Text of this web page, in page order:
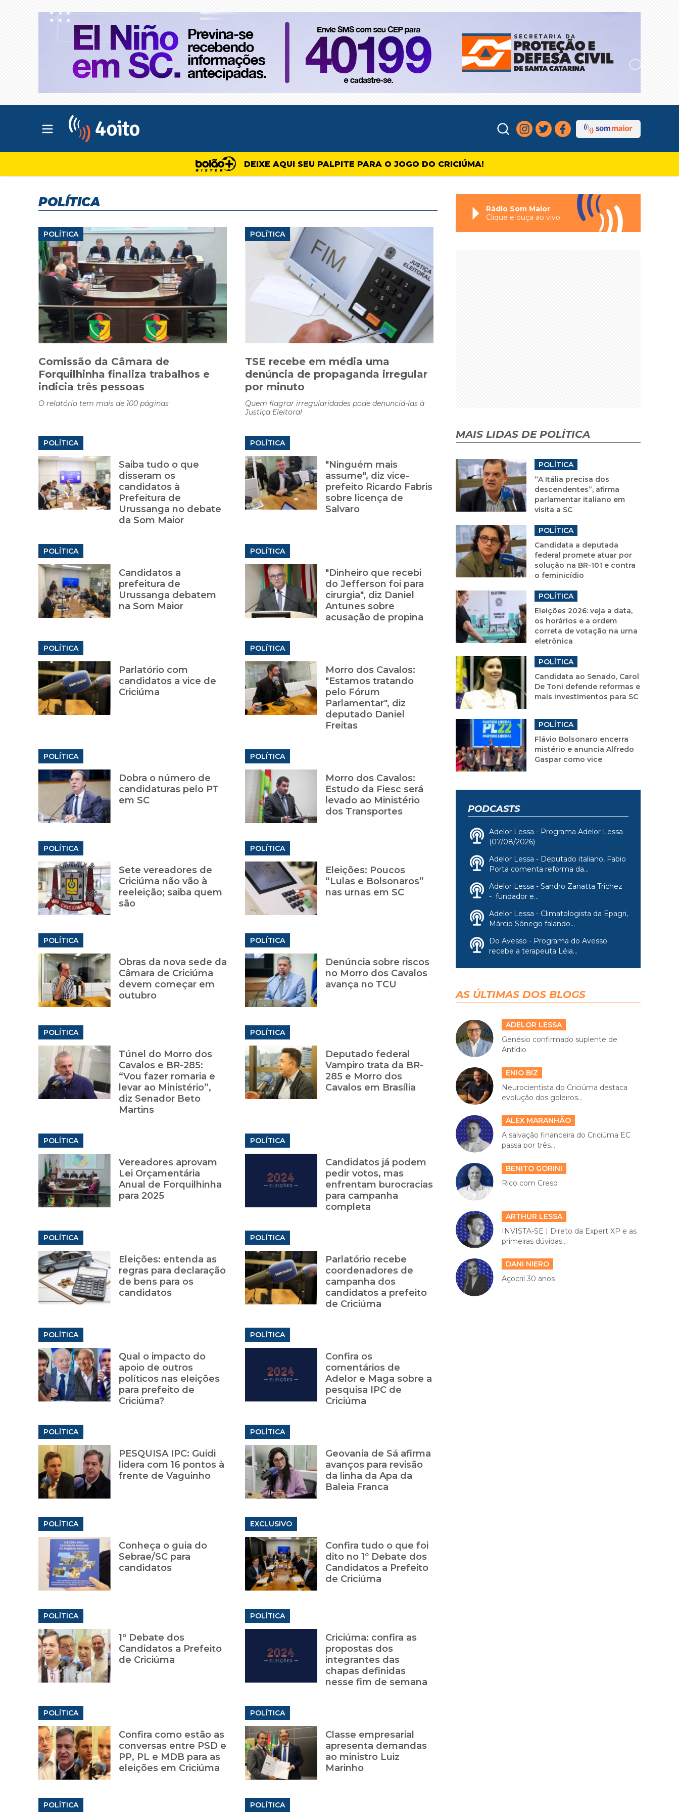
Abrir menu principal
DEIXE AQUI SEU PALPITE PARA O JOGO DO CRICIÚMA!
POLÍTICA
POLÍTICA
Comissão da Câmara de
Forquilhinha finaliza trabalhos e
indicia três pessoas
O relatório tem mais de 100 páginas
POLÍTICA
TSE recebe em média uma
denúncia de propaganda irregular
por minuto
Quem flagrar irregularidades pode denunciá-las à
Justiça Eleitoral
POLÍTICA
Saiba tudo o que
disseram os
candidatos à
Prefeitura de
Urussanga no debate
da Som Maior
POLÍTICA
"Ninguém mais
assume", diz vice-
prefeito Ricardo Fabris
sobre licença de
Salvaro
POLÍTICA
Candidatos a
prefeitura de
Urussanga debatem
na Som Maior
POLÍTICA
"Dinheiro que recebi
do Jefferson foi para
cirurgia", diz Daniel
Antunes sobre
acusação de propina
POLÍTICA
Parlatório com
candidatos a vice de
Criciúma
POLÍTICA
Morro dos Cavalos:
"Estamos tratando
pelo Fórum
Parlamentar", diz
deputado Daniel
Freitas
POLÍTICA
Dobra o número de
candidaturas pelo PT
em SC
POLÍTICA
Morro dos Cavalos:
Estudo da Fiesc será
levado ao Ministério
dos Transportes
POLÍTICA
Sete vereadores de
Criciúma não vão à
reeleição; saiba quem
são
POLÍTICA
Eleições: Poucos
“Lulas e Bolsonaros”
nas urnas em SC
POLÍTICA
Obras da nova sede da
Câmara de Criciúma
devem começar em
outubro
POLÍTICA
Denúncia sobre riscos
no Morro dos Cavalos
avança no TCU
POLÍTICA
Túnel do Morro dos
Cavalos e BR-285:
“Vou fazer romaria e
levar ao Ministério”,
diz Senador Beto
Martins
POLÍTICA
Deputado federal
Vampiro trata da BR-
285 e Morro dos
Cavalos em Brasília
POLÍTICA
Vereadores aprovam
Lei Orçamentária
Anual de Forquilhinha
para 2025
POLÍTICA
Candidatos já podem
pedir votos, mas
enfrentam burocracias
para campanha
completa
POLÍTICA
Eleições: entenda as
regras para declaração
de bens para os
candidatos
POLÍTICA
Parlatório recebe
coordenadores de
campanha dos
candidatos a prefeito
de Criciúma
POLÍTICA
Qual o impacto do
apoio de outros
políticos nas eleições
para prefeito de
Criciúma?
POLÍTICA
Confira os
comentários de
Adelor e Maga sobre a
pesquisa IPC de
Criciúma
POLÍTICA
PESQUISA IPC: Guidi
lidera com 16 pontos à
frente de Vaguinho
POLÍTICA
Geovania de Sá afirma
avanços para revisão
da linha da Apa da
Baleia Franca
POLÍTICA
Conheça o guia do
Sebrae/SC para
candidatos
EXCLUSIVO
Confira tudo o que foi
dito no 1º Debate dos
Candidatos a Prefeito
de Criciúma
POLÍTICA
1º Debate dos
Candidatos a Prefeito
de Criciúma
POLÍTICA
Criciúma: confira as
propostas dos
integrantes das
chapas definidas
nesse fim de semana
POLÍTICA
Confira como estão as
conversas entre PSD e
PP, PL e MDB para as
eleições em Criciúma
POLÍTICA
Classe empresarial
apresenta demandas
ao ministro Luiz
Marinho
POLÍTICA POLÍTICA
Rádio Som Maior
Clique e ouça ao vivo
MAIS LIDAS DE POLÍTICA
POLÍTICA
“A Itália precisa dos
descendentes”, afirma
parlamentar italiano em
visita a SC
POLÍTICA
Candidata a deputada
federal promete atuar por
solução na BR-101 e contra
o feminicídio
POLÍTICA
Eleições 2026: veja a data,
os horários e a ordem
correta de votação na urna
eletrônica
POLÍTICA
Candidata ao Senado, Carol
De Toni defende reformas e
mais investimentos para SC
POLÍTICA
Flávio Bolsonaro encerra
mistério e anuncia Alfredo
Gaspar como vice
PODCASTS
Adelor Lessa - Programa Adelor Lessa
(07/08/2026)
Adelor Lessa - Deputado italiano, Fabio
Porta comenta reforma da...
Adelor Lessa - Sandro Zanatta Trichez
- fundador e...
Adelor Lessa - Climatologista da Epagri,
Márcio Sônego falando...
Do Avesso - Programa do Avesso
recebe a terapeuta Léia...
AS ÚLTIMAS DOS BLOGS
ADELOR LESSA
Genésio confirmado suplente de
Antídio
ENIO BIZ
Neurocientista do Criciúma destaca
evolução dos goleiros...
ALEX MARANHÃO
A salvação financeira do Criciúma EC
passa por três...
BENITO GORINI
Rico com Creso
ARTHUR LESSA
INVISTA-SE | Direto da Expert XP e as
primeiras dúvidas...
DANI NIERO
Açocril 30 anos